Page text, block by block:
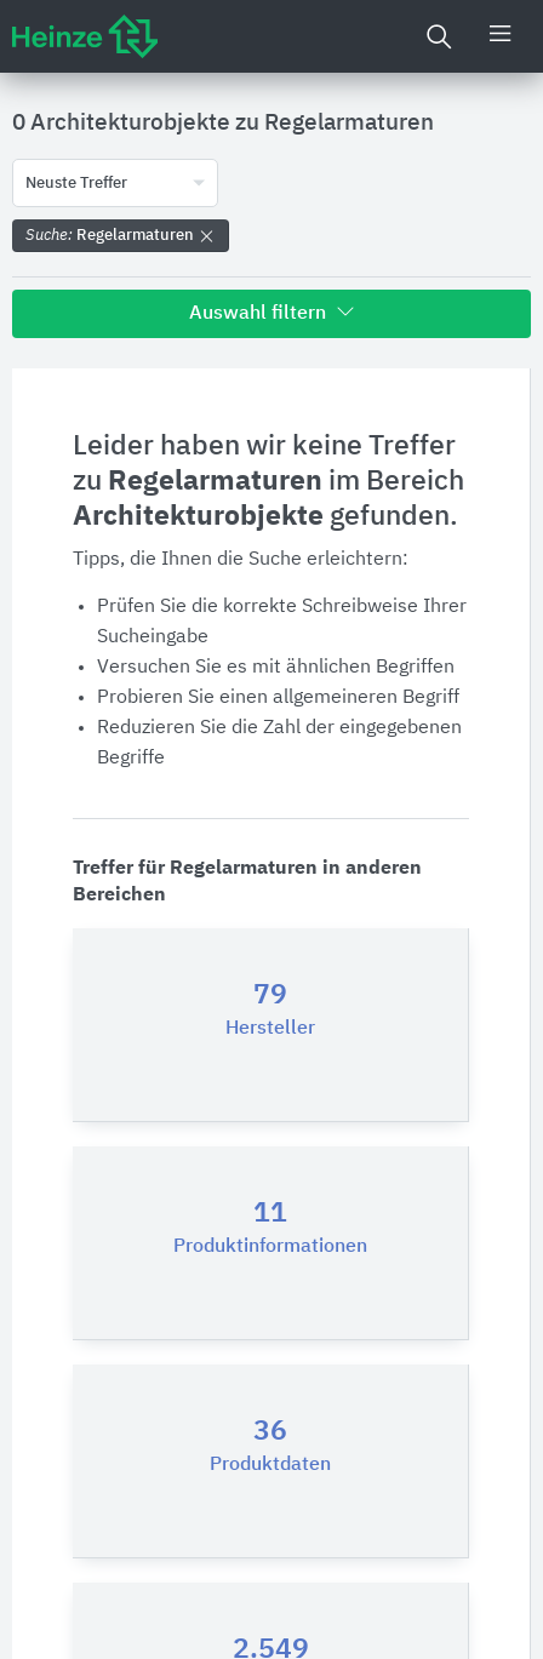
0 Architekturobjekte zu Regelarmaturen
Neuste Treffer
Suche: Regelarmaturen
Auswahl filtern
Produktinformationen
Produktdaten
Ausschreibungstexte
CAD-Details
Architekturobjekte
Leider haben wir keine Treffer
zu Regelarmaturen im Bereich
Architekturobjekte gefunden.
Tipps, die Ihnen die Suche erleichtern:
Prüfen Sie die korrekte Schreibweise Ihrer
Sucheingabe
Versuchen Sie es mit ähnlichen Begriffen
Probieren Sie einen allgemeineren Begriff
Reduzieren Sie die Zahl der eingegebenen
Begriffe
Treffer für Regelarmaturen in anderen
Bereichen
79
Hersteller
11
Produktinformationen
36
Produktdaten
2.549